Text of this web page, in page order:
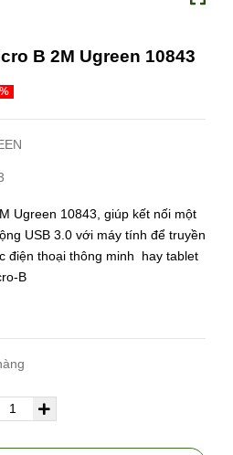
B 2M Ugreen 10843
Ugreen 10843, giúp kết nối một
USB 3.0 với máy tính để truyền
điện thoại thông minh hay tablet
B